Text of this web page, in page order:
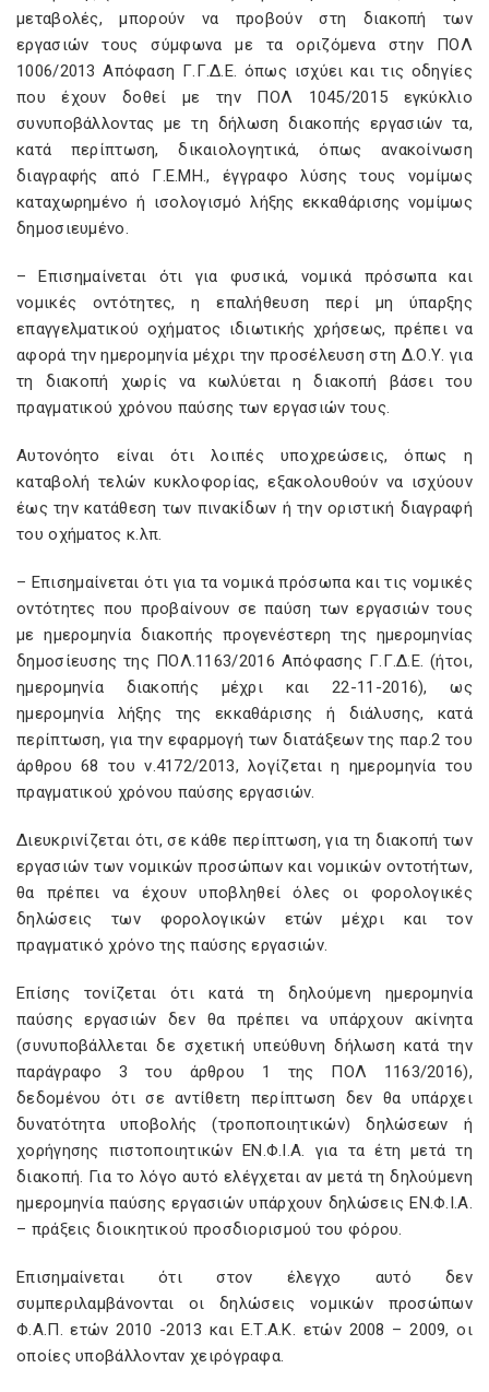
μεταβολές, μπορούν να προβούν στη διακοπή των
εργασιών τους σύμφωνα με τα οριζόμενα στην ΠΟΛ
1006/2013 Απόφαση Γ.Γ.Δ.Ε. όπως ισχύει και τις οδηγίες
που έχουν δοθεί με την ΠΟΛ 1045/2015 εγκύκλιο
συνυποβάλλοντας με τη δήλωση διακοπής εργασιών τα,
κατά περίπτωση, δικαιολογητικά, όπως ανακοίνωση
διαγραφής από Γ.Ε.ΜΗ., έγγραφο λύσης τους νομίμως
καταχωρημένο ή ισολογισμό λήξης εκκαθάρισης νομίμως
δημοσιευμένο.
– Επισημαίνεται ότι για φυσικά, νομικά πρόσωπα και
νομικές οντότητες, η επαλήθευση περί μη ύπαρξης
επαγγελματικού οχήματος ιδιωτικής χρήσεως, πρέπει να
αφορά την ημερομηνία μέχρι την προσέλευση στη Δ.Ο.Υ. για
τη διακοπή χωρίς να κωλύεται η διακοπή βάσει του
πραγματικού χρόνου παύσης των εργασιών τους.
Αυτονόητο είναι ότι λοιπές υποχρεώσεις, όπως η
καταβολή τελών κυκλοφορίας, εξακολουθούν να ισχύουν
έως την κατάθεση των πινακίδων ή την οριστική διαγραφή
του οχήματος κ.λπ.
– Επισημαίνεται ότι για τα νομικά πρόσωπα και τις νομικές
οντότητες που προβαίνουν σε παύση των εργασιών τους
με ημερομηνία διακοπής προγενέστερη της ημερομηνίας
δημοσίευσης της ΠΟΛ.1163/2016 Απόφασης Γ.Γ.Δ.Ε. (ήτοι,
ημερομηνία διακοπής μέχρι και 22-11-2016), ως
ημερομηνία λήξης της εκκαθάρισης ή διάλυσης, κατά
περίπτωση, για την εφαρμογή των διατάξεων της παρ.2 του
άρθρου 68 του ν.4172/2013, λογίζεται η ημερομηνία του
πραγματικού χρόνου παύσης εργασιών.
Διευκρινίζεται ότι, σε κάθε περίπτωση, για τη διακοπή των
εργασιών των νομικών προσώπων και νομικών οντοτήτων,
θα πρέπει να έχουν υποβληθεί όλες οι φορολογικές
δηλώσεις των φορολογικών ετών μέχρι και τον
πραγματικό χρόνο της παύσης εργασιών.
Επίσης τονίζεται ότι κατά τη δηλούμενη ημερομηνία
παύσης εργασιών δεν θα πρέπει να υπάρχουν ακίνητα
(συνυποβάλλεται δε σχετική υπεύθυνη δήλωση κατά την
παράγραφο 3 του άρθρου 1 της ΠΟΛ 1163/2016),
δεδομένου ότι σε αντίθετη περίπτωση δεν θα υπάρχει
δυνατότητα υποβολής (τροποποιητικών) δηλώσεων ή
χορήγησης πιστοποιητικών ΕΝ.Φ.Ι.Α. για τα έτη μετά τη
διακοπή. Για το λόγο αυτό ελέγχεται αν μετά τη δηλούμενη
ημερομηνία παύσης εργασιών υπάρχουν δηλώσεις ΕΝ.Φ.Ι.Α.
– πράξεις διοικητικού προσδιορισμού του φόρου.
Επισημαίνεται ότι στον έλεγχο αυτό δεν
συμπεριλαμβάνονται οι δηλώσεις νομικών προσώπων
Φ.Α.Π. ετών 2010 -2013 και Ε.Τ.Α.Κ. ετών 2008 – 2009, οι
οποίες υποβάλλονταν χειρόγραφα.